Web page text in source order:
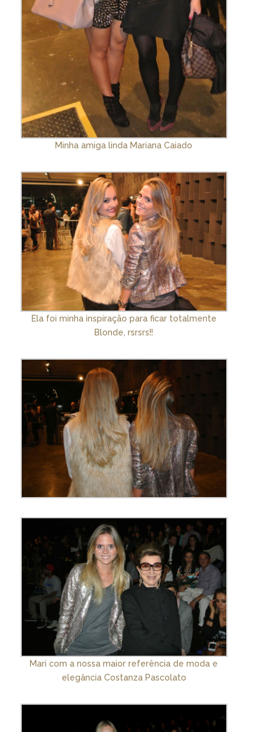
Minha amiga linda Mariana Caiado
Ela foi minha inspiração para ficar totalmente
Blonde, rsrsrs!!
Mari com a nossa maior referência de moda e
elegância Costanza Pascolato